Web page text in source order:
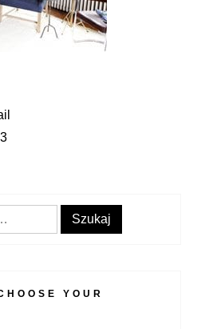
Szukaj
YOUR